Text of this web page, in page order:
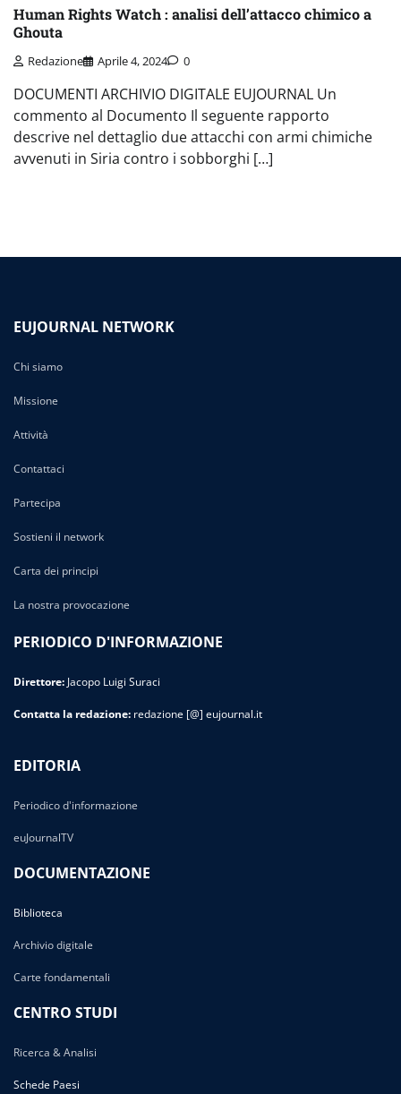
Human Rights Watch : analisi dell’attacco chimico a
Ghouta
Redazione Aprile 4, 2024 0
DOCUMENTI ARCHIVIO DIGITALE EUJOURNAL Un
commento al Documento Il seguente rapporto
descrive nel dettaglio due attacchi con armi chimiche
avvenuti in Siria contro i sobborghi […]
EUJOURNAL NETWORK
Chi siamo
Missione
Attività
Contattaci
Partecipa
Sostieni il network
Carta dei principi
La nostra provocazione
PERIODICO D'INFORMAZIONE
Direttore:Jacopo Luigi Suraci
Contatta la redazione: redazione [@] eujournal.it
EDITORIA
Periodico d'informazione
euJournalTV
DOCUMENTAZIONE
Biblioteca
Archivio digitale
Carte fondamentali
CENTRO STUDI
Ricerca & Analisi
Schede Paesi